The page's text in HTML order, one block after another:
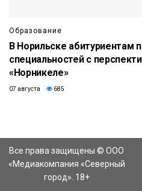
Образование
В Норильске абитуриентам
специальностей с
«Норникеле»
07 августа 685
Все права защищены © ООО
«Медиакомпания «Северный
город». 18+